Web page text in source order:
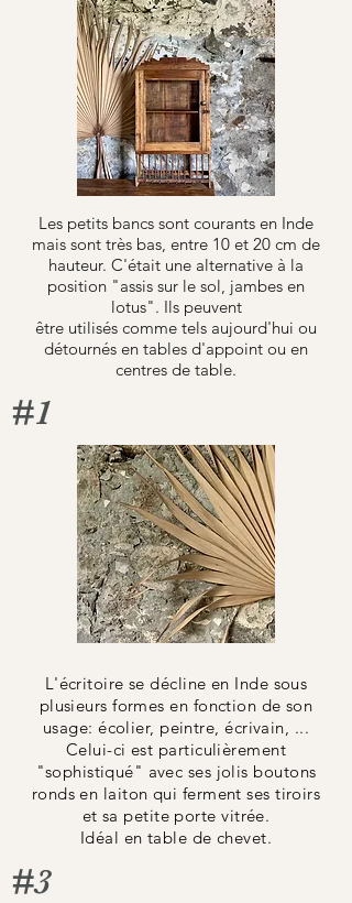
Les petits bancs sont courants en Inde
mais sont très bas, entre 10 et 20 cm de
hauteur. C'était une alternative à la
position "assis sur le sol, jambes en
lotus". Ils peuvent
être utilisés comme tels aujourd'hui ou
détournés en tables d'appoint ou en
centres de table.
#1
L'écritoire se décline en Inde sous
plusieurs formes en fonction de son
usage: écolier, peintre, écrivain, ...
Celui-ci est particulièrement
"sophistiqué" avec ses jolis boutons
ronds en laiton qui ferment ses tiroirs
et sa petite porte vitrée.
Idéal en table de chevet.
#3